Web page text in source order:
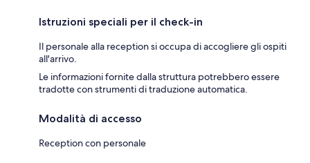
Istruzioni speciali per il check-in
Il personale alla reception si occupa di accogliere gli ospiti
all'arrivo.
Le informazioni fornite dalla struttura potrebbero essere
tradotte con strumenti di traduzione automatica.
Modalità di accesso
Reception con personale